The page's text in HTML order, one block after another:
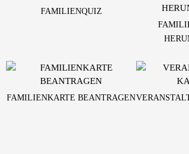
FAMILIENQUIZ
FAMILIENKARTE BEANTRAGEN